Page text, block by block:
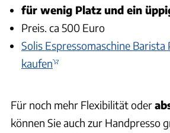
für wenig Platz und ein
Preis. ca 500 Euro
Solis Espressomaschine
kaufen
Für noch mehr Flexibilität oder
können Sie auch zur Handpresso